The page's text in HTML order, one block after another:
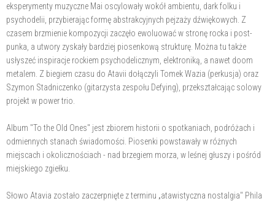
eksperymenty muzyczne Mai oscylowały wokół ambientu, dark folku i
psychodelii, przybierając formę abstrakcyjnych pejzaży dźwiękowych. Z
czasem brzmienie kompozycji zaczęło ewoluować w stronę rocka i post-
punka, a utwory zyskały bardziej piosenkową strukturę. Można tu także
usłyszeć inspiracje rockiem psychodelicznym, elektroniką, a nawet doom
metalem. Z biegiem czasu do Atavii dołączyli Tomek Wazia (perkusja) oraz
Szymon Stadniczenko (gitarzysta zespołu Defying), przekształcając solowy
projekt w power trio.
Album "To the Old Ones" jest zbiorem historii o spotkaniach, podróżach i
odmiennych stanach świadomości. Piosenki powstawały w różnych
miejscach i okolicznościach - nad brzegiem morza, w leśnej głuszy i pośród
miejskiego zgiełku.
Słowo Atavia zostało zaczerpnięte z terminu „atawistyczna nostalgia" Phila